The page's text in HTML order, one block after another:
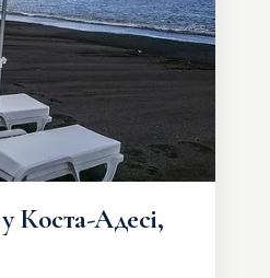
Коста-Адесі,